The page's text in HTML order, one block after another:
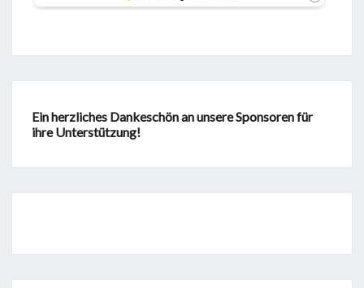
Ein herzliches Dankeschön an unsere Sponsoren für
ihre Unterstützung!